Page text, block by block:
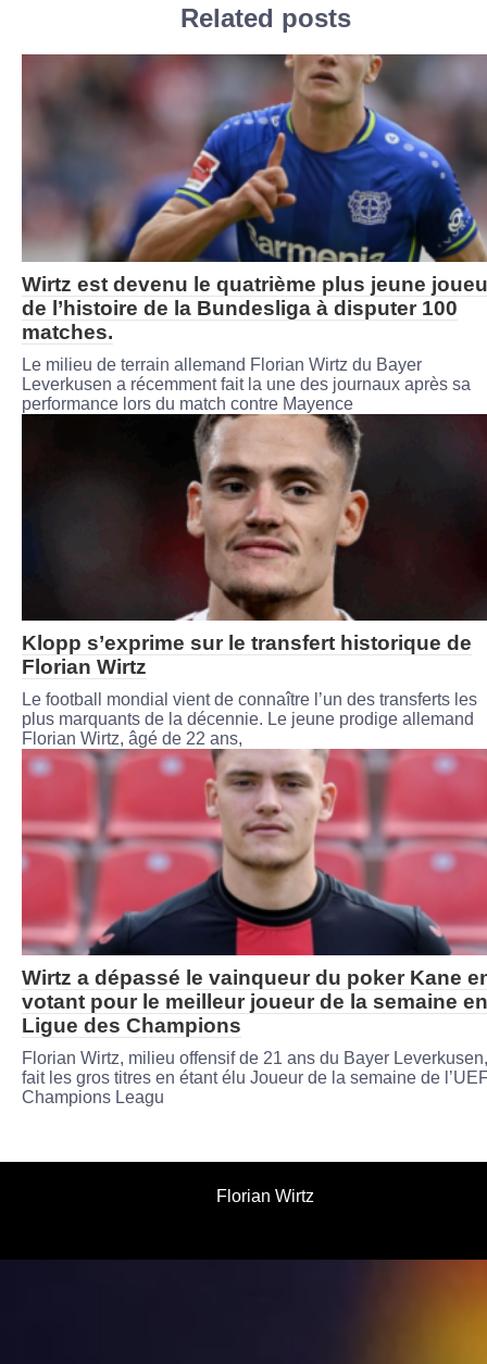
Related posts
Wirtz est devenu le quatrième plus jeune
de l’histoire de la Bundesliga à disputer 100
matches.
Le milieu de terrain allemand Florian Wirtz du Bayer
Leverkusen a récemment fait la une des journaux après sa
performance lors du match contre Mayence
Klopp s’exprime sur le transfert historique de
Florian Wirtz
Le football mondial vient de connaître l’un des transferts les
plus marquants de la décennie. Le jeune prodige allemand
Florian Wirtz, âgé de 22 ans,
Wirtz a dépassé le vainqueur du poker Kane
votant pour le meilleur joueur de la semaine en
Ligue des Champions
Florian Wirtz, milieu offensif de 21 ans du Bayer
fait les gros titres en étant élu Joueur de la semaine de
Champions Leagu
Florian Wirtz